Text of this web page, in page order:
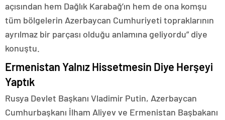
açısından hem Dağlık Karabağ’ın hem de ona komşu
tüm bölgelerin Azerbaycan Cumhuriyeti topraklarının
ayrılmaz bir parçası olduğu anlamına geliyordu” diye
konuştu.
Ermenistan Yalnız Hissetmesin Diye Herşeyi
Yaptık
Rusya Devlet Başkanı Vladimir Putin, Azerbaycan
Cumhurbaşkanı İlham Aliyev ve Ermenistan Başbakanı